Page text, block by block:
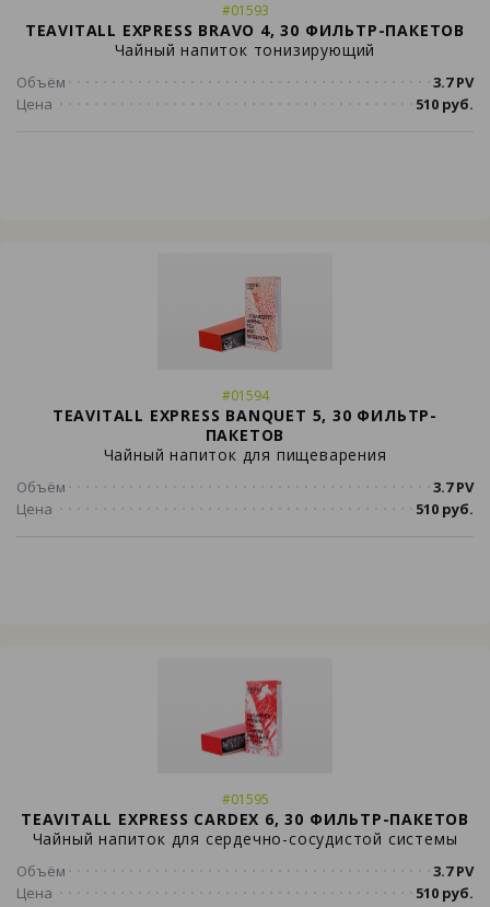
#01593
TEAVITALL EXPRESS BRAVO 4, 30 ФИЛЬТР-ПАКЕТОВ
Чайный напиток тонизирующий
Объём
3.7 PV
Цена
510 руб.
#01594
TEAVITALL EXPRESS BANQUET 5, 30 ФИЛЬТР-
ПАКЕТОВ
Чайный напиток для пищеварения
Объём
3.7 PV
Цена
510 руб.
#01595
TEAVITALL EXPRESS CARDEX 6, 30 ФИЛЬТР-ПАКЕТОВ
Чайный напиток для сердечно-сосудистой системы
Объём
3.7 PV
Цена
510 руб.